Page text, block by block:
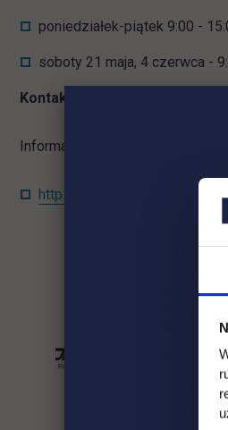
poniedziałek-piątek 9:00 -
soboty 21 maja, 4 czerwca -
Kontakt:
Informacje i dokumenty
http://www.uth.edu.pl/o-